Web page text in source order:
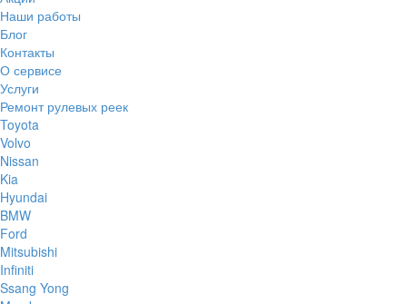
Наши работы
Блог
Контакты
О сервисе
Услуги
Ремонт рулевых реек
Toyota
Volvo
Nissan
Kia
Hyundai
BMW
Ford
Mitsubishi
Infiniti
Ssang Yong